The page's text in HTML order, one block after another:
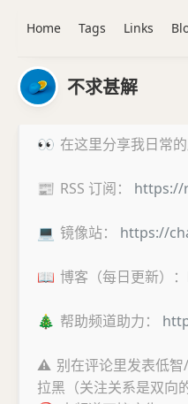
不求甚解
👀 在这里分享我日常
📰 RSS 订阅： https://
💻 镜像站： https://
📖 博客（每日更新）：
🎄 帮助频道助力：
⚠️ 别在评论里发表低
拉黑（关注关系是双向
Home Tags Links